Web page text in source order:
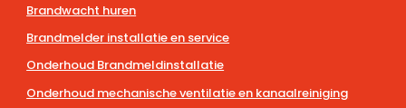
Brandwacht huren
Brandmelder installatie en service
Onderhoud Brandmeldinstallatie
Onderhoud mechanische ventilatie en kanaalreiniging